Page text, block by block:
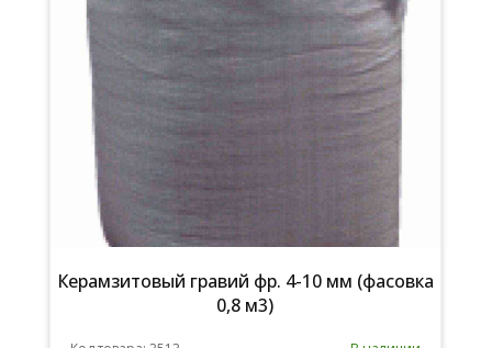
Керамзитовый гравий фр. 4-10 мм (фасовка
0,8 м3)